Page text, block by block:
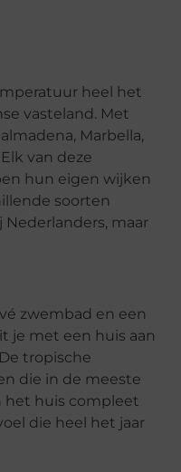
heel het
vasteland. Met
Marbella,
van deze
hun eigen wijken
soorten
maar
zwembad en een
je met een huis aan
tropische
die in de meeste
het huis compleet
die heel het jaar